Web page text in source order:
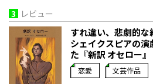
3 レビュー
すれ違い、悲劇的な
シェイクスピアの
た『新訳 オセロー』
恋愛 文芸作品